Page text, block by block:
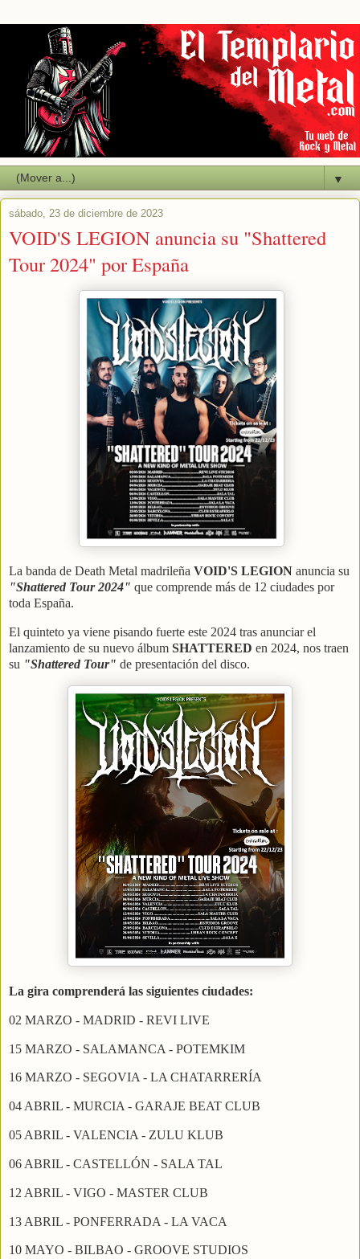
▼
sábado, 23 de diciembre de 2023
VOID'S LEGION anuncia su "Shattered
Tour 2024" por España
La banda de Death Metal madrileña VOID'S LEGION anuncia su
"Shattered Tour 2024" que comprende más de 12 ciudades por
toda España.
El quinteto ya viene pisando fuerte este 2024 tras anunciar el
lanzamiento de su nuevo álbum SHATTERED en 2024, nos traen
su "Shattered Tour" de presentación del disco.
La gira comprenderá las siguientes ciudades:
02 MARZO - MADRID - REVI LIVE
15 MARZO - SALAMANCA - POTEMKIM
16 MARZO - SEGOVIA - LA CHATARRERÍA
04 ABRIL - MURCIA - GARAJE BEAT CLUB
05 ABRIL - VALENCIA - ZULU KLUB
06 ABRIL - CASTELLÓN - SALA TAL
12 ABRIL - VIGO - MASTER CLUB
13 ABRIL - PONFERRADA - LA VACA
10 MAYO - BILBAO - GROOVE STUDIOS